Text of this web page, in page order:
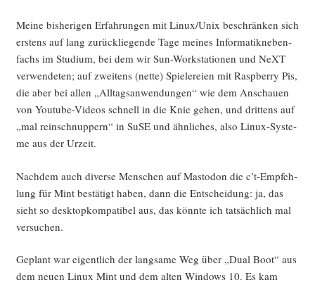
Mei­ne bis­he­ri­gen Erfah­run­gen mit Linux/Unix beschrän­ken sich
ers­tens auf lang zurück­lie­gen­de Tage mei­nes Infor­ma­tik­ne­ben­
fachs im Stu­di­um, bei dem wir Sun-Work­sta­tio­nen und NeXT
ver­wen­de­ten; auf zwei­tens (net­te) Spie­le­rei­en mit Raspber­ry Pis,
die aber bei allen „All­tags­an­wen­dun­gen“ wie dem Anschau­en
von You­tube-Vide­os schnell in die Knie gehen, und drit­tens auf
„mal rein­schnup­pern“ in SuSE und ähn­li­ches, also Linux-Sys­te­
me aus der Urzeit.
Nach­dem auch diver­se Men­schen auf Mast­o­don die c’t-Emp­feh­
lung für Mint bestä­tigt haben, dann die Ent­schei­dung: ja, das
sieht so desk­top­kom­pa­ti­bel aus, das könn­te ich tat­säch­lich mal
versuchen.
Geplant war eigent­lich der lang­sa­me Weg über „Dual Boot“ aus
dem neu­en Linux Mint und dem alten Win­dows 10. Es kam